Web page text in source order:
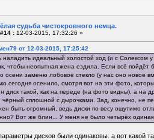
судьба чистокровного немца.
: 12-03-2015, 17:32:26 »
от 12-03-2015, 17:25:42
наладить идеальный холостой ход (и с Солексом
чтобы неопытная жена ездила. Если всё пойдёт
осени заменю лобовое стекло (у нас оно новое
сегодня осенило, смотря вот на эти фото,
диск такой, как на переде (на фото видны), а на
чёрный сплошной с дырочками. Зад, конечно, не
быть огромный, ведь диски по весу ощутимо
Вот же блин... У меня не было четырёх
дисков были одинаковы. а вот какой